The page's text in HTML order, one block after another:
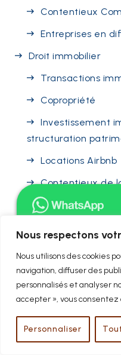
Nous respectons
Nous utilisons des cookies
navigation, diffuser des
personnalisés et analyser
accepter », vous consentez
Personnaliser
Contentieux
Entreprises en
Droit immobilier
Transactions
Copropriété
Investissement
structuration
Locations Airbnb
Contentieux de
immobilière
immobilier
Procédure
Baux
d’habitation
Procédures
Bonjour ! Je
Comment puis-